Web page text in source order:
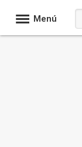
Menú